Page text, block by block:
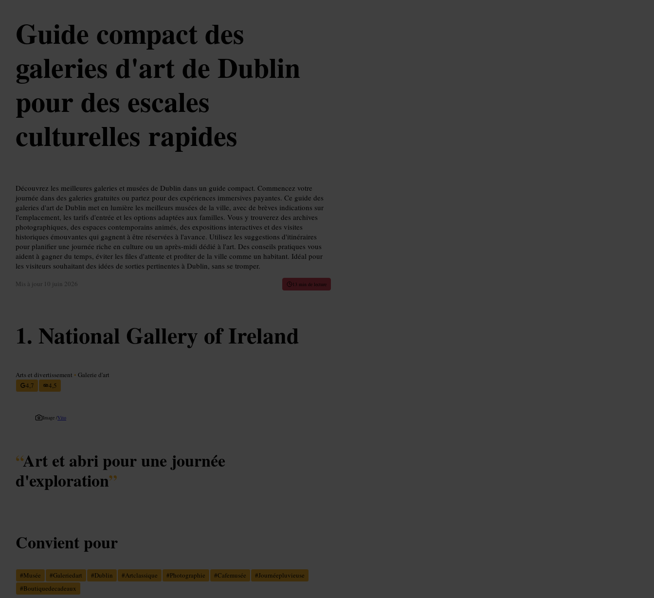
Guide compact des
galeries d'art de Dublin
pour des escales
culturelles rapides
Découvrez les meilleures galeries et musées de Dublin dans un guide compact. Commencez votre
journée dans des galeries gratuites ou partez pour des expériences immersives payantes. Ce guide des
galeries d'art de Dublin met en lumière les meilleurs musées de la ville, avec de brèves indications sur
l'emplacement, les tarifs d'entrée et les options adaptées aux familles. Vous y trouverez des archives
photographiques, des espaces contemporains animés, des expositions interactives et des visites
historiques émouvantes qui gagnent à être réservées à l'avance. Utilisez les suggestions d'itinéraires
pour planifier une journée riche en culture ou un après-midi dédié à l'art. Des conseils pratiques vous
aident à gagner du temps, éviter les files d'attente et profiter de la ville comme un habitant. Idéal pour
les visiteurs souhaitant des idées de sorties pertinentes à Dublin, sans se tromper.
Mis à jour 10 juin 2026 13 min de lecture
National Gallery of Ireland
Arts et divertissement • Galerie d'art
4,7
4,5
Image /Vito
“Art et abri pour une journée
d'exploration”
Convient pour
#Musée #Galeriedart #Dublin #Artclassique #Photographie #Cafemusée #Journéepluvieuse
#Boutiquedecadeaux